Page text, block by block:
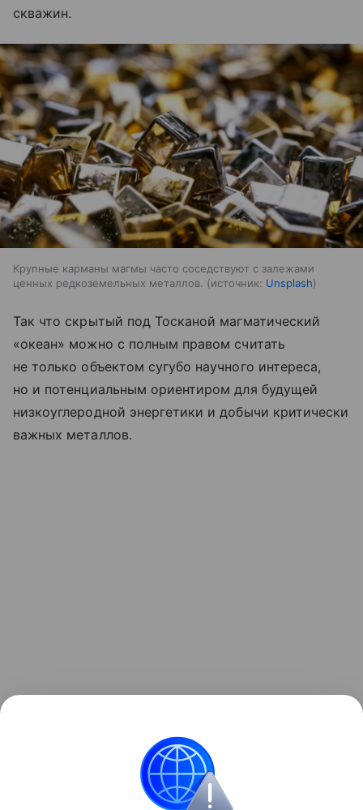
скважин.
Крупные карманы магмы часто соседствуют с залежами
ценных редкоземельных металлов.
источник: Unsplash
Так что скрытый под Тосканой магматический
«океан» можно с полным правом считать
не только объектом сугубо научного интереса,
но и потенциальным ориентиром для будущей
низкоуглеродной энергетики и добычи критически
важных металлов.
обнаружилиследы первобытной